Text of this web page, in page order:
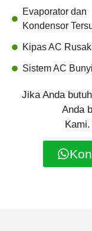
Evaporator dan
Kondensor
Kipas AC Rusak
Sistem AC
Jika Anda
Anda